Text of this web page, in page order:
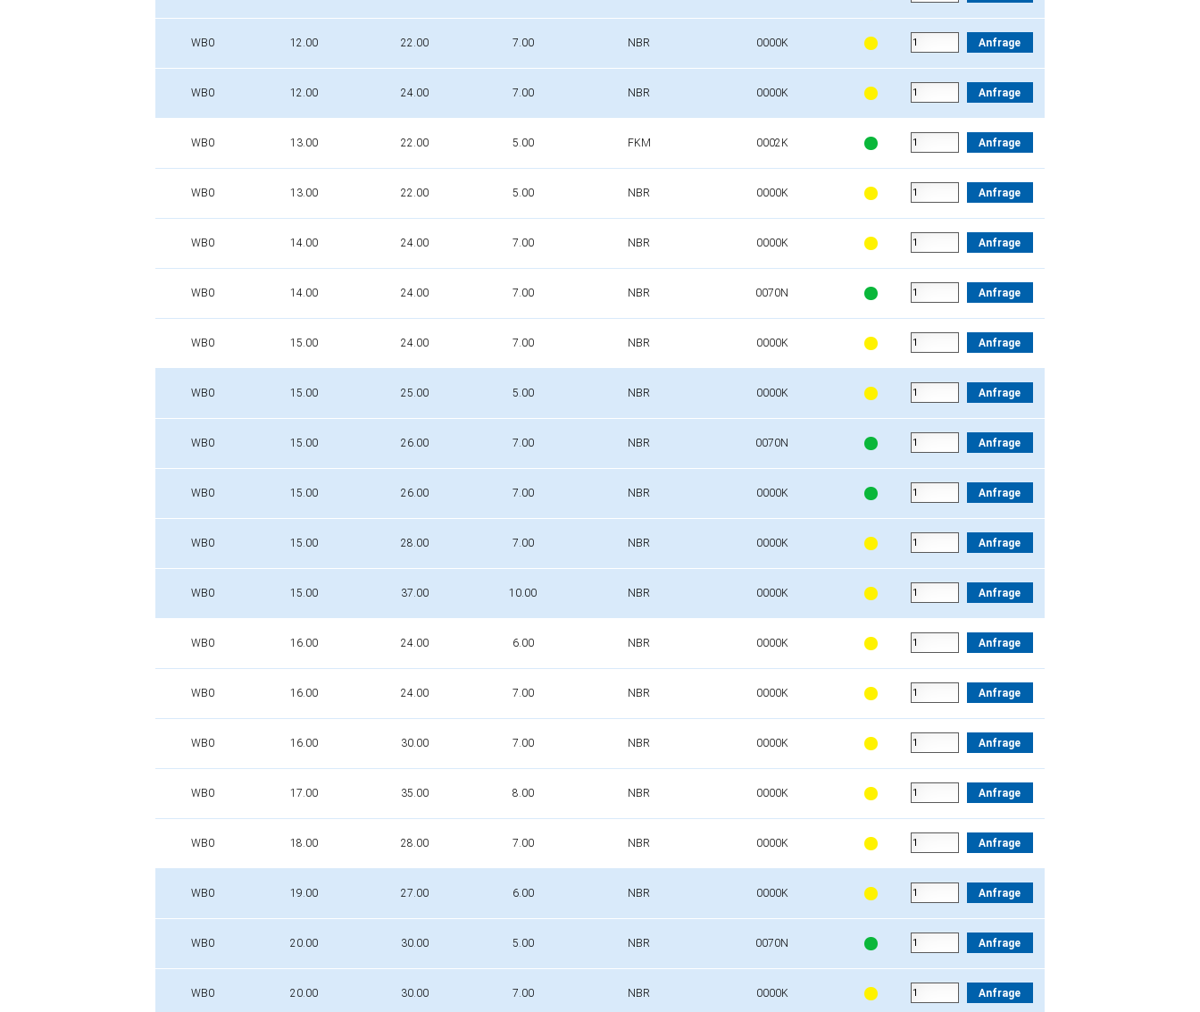
WB0 12.00 22.00 7.00 NBR 0000K Anfrage
WB0 12.00 24.00 7.00 NBR 0000K Anfrage
WB0 13.00 22.00 5.00 FKM 0002K Anfrage
WB0 13.00 22.00 5.00 NBR 0000K Anfrage
WB0 14.00 24.00 7.00 NBR 0000K Anfrage
WB0 14.00 24.00 7.00 NBR 0070N Anfrage
WB0 15.00 24.00 7.00 NBR 0000K Anfrage
WB0 15.00 25.00 5.00 NBR 0000K Anfrage
WB0 15.00 26.00 7.00 NBR 0070N Anfrage
WB0 15.00 26.00 7.00 NBR 0000K Anfrage
WB0 15.00 28.00 7.00 NBR 0000K Anfrage
WB0 15.00 37.00 10.00 NBR 0000K Anfrage
WB0 16.00 24.00 6.00 NBR 0000K Anfrage
WB0 16.00 24.00 7.00 NBR 0000K Anfrage
WB0 16.00 30.00 7.00 NBR 0000K Anfrage
WB0 17.00 35.00 8.00 NBR 0000K Anfrage
WB0 18.00 28.00 7.00 NBR 0000K Anfrage
WB0 19.00 27.00 6.00 NBR 0000K Anfrage
WB0 20.00 30.00 5.00 NBR 0070N Anfrage
WB0 20.00 30.00 7.00 NBR 0000K Anfrage